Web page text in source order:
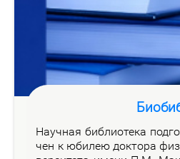
На­уч­ная биб­лио­те­ка
чен к юби­лею док­то­ра